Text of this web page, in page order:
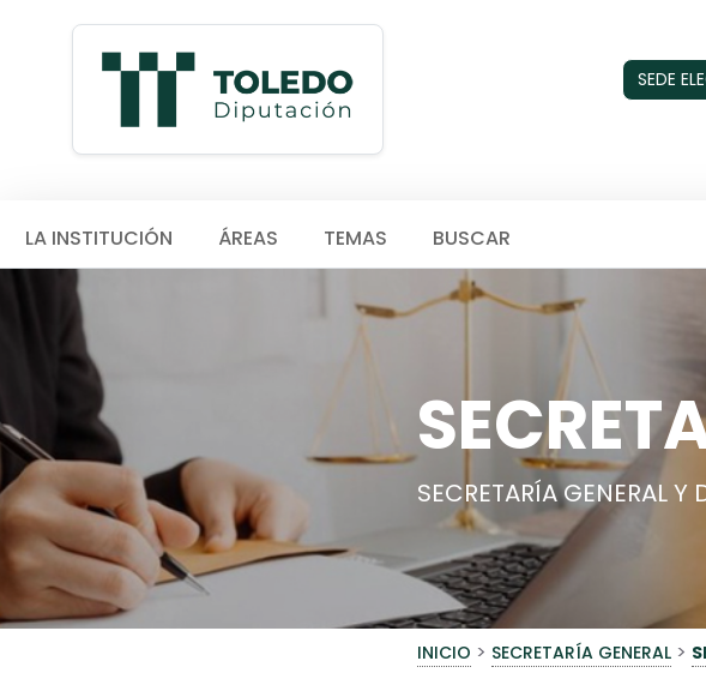
SEDE
LA INSTITUCIÓN ÁREAS TEMAS BUSCAR
SECRETARÍA GENERAL
INICIO > SECRETARÍA GENERAL >